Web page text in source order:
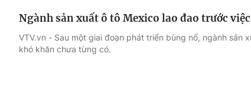
Ngành sản xuất ô tô Mexico lao đao trước
VTV.vn - Sau một giai đoạn phát triển bùng nổ, ngành sản
khó khăn chưa từng có.